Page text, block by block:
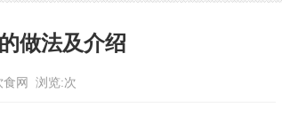
做法及介绍
网 浏览:次